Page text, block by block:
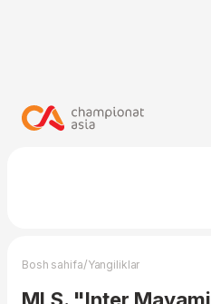
Bosh sahifa/Yangiliklar